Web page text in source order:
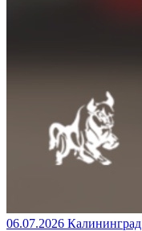
06.07.2026 Калининград